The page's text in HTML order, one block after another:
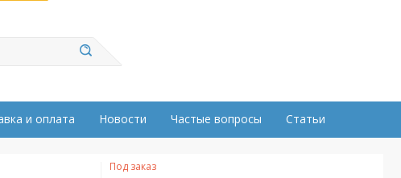
и оплата Новости Частые вопросы Статьи
Под заказ